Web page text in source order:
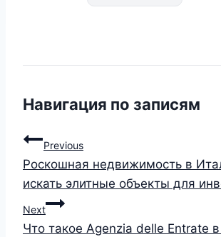
Навигация по записям
Previous
Роскошная недвижимость в
искать элитные объекты для
Next
Что такое Agenzia delle Entrate